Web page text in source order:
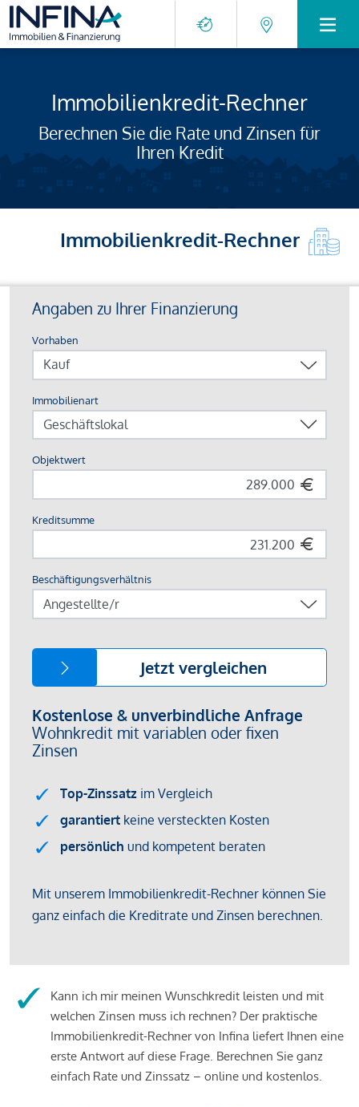
Immobilienkredit-Rechner
Berechnen Sie die Rate und Zinsen für
Ihren Kredit
Immobilienkredit-Rechner
Kann ich mir meinen Wunschkredit leisten und mit
welchen Zinsen muss ich rechnen? Der praktische
Immobilienkredit-Rechner von Infina liefert Ihnen eine
erste Antwort auf diese Frage. Berechnen Sie ganz
einfach Rate und Zinssatz – online und kostenlos.